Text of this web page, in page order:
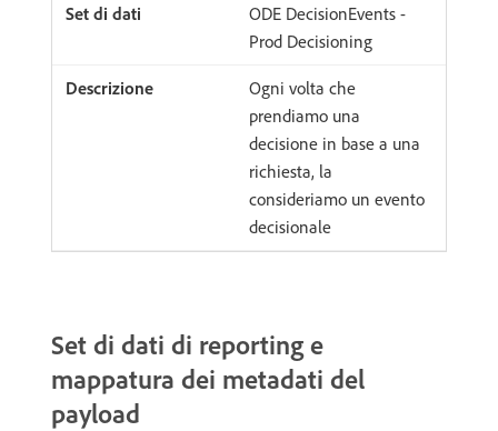
ODE DecisionEvents -
Prod Decisioning
Ogni volta che
prendiamo una
decisione in base a una
richiesta, la
consideriamo un evento
decisionale
Set di dati di reporting e
mappatura dei metadati del
payload